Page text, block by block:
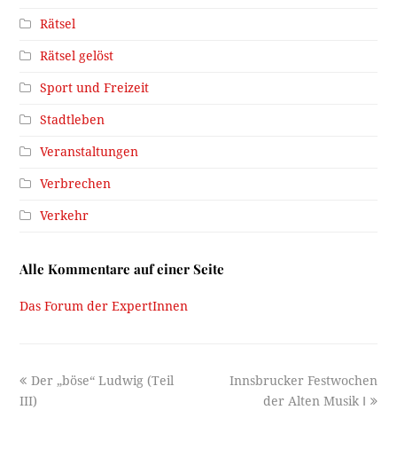
Rätsel
Rätsel gelöst
Sport und Freizeit
Stadtleben
Veranstaltungen
Verbrechen
Verkehr
Alle Kommentare auf einer Seite
Das Forum der ExpertInnen
previous
post:
Der „böse“ Ludwig (Teil
III)
next
Innsbrucker Festwochen
der Alten Musik Ⅰ